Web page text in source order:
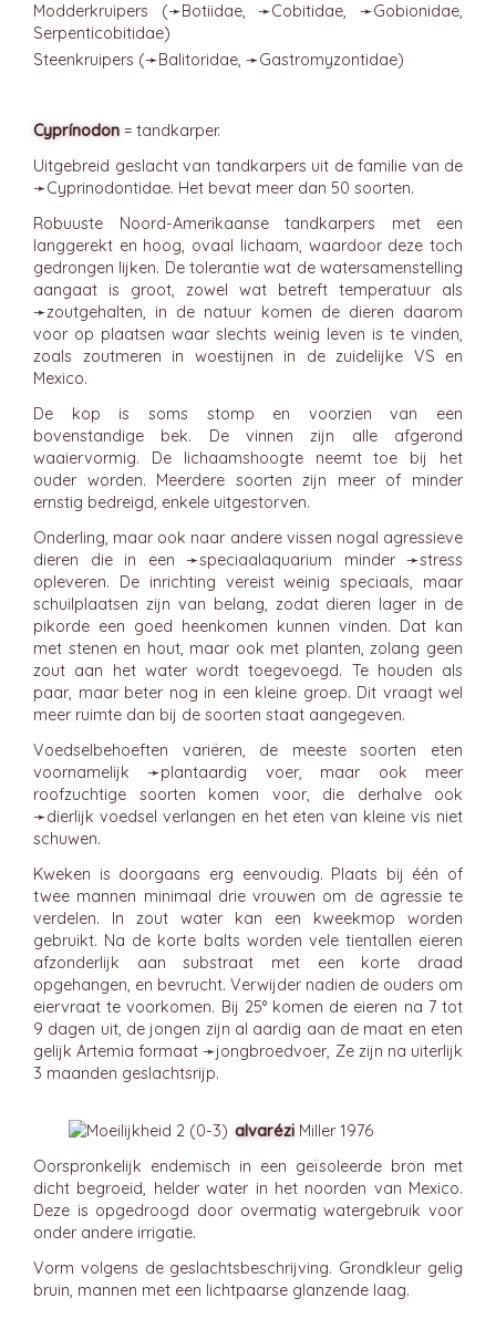
Modderkruipers (➛Botiidae, ➛Cobitidae, ➛Gobionidae,
Serpenticobitidae)
Steenkruipers (➛Balitoridae, ➛Gastromyzontidae)
Cyprínodon = tandkarper.
Uitgebreid geslacht van tandkarpers uit de familie van de
➛Cyprinodontidae. Het bevat meer dan 50 soorten.
Robuuste Noord-Amerikaanse tandkarpers met een
langgerekt en hoog, ovaal lichaam, waardoor deze toch
gedrongen lijken. De tolerantie wat de watersamenstelling
aangaat is groot, zowel wat betreft temperatuur als
➛zoutgehalten, in de natuur komen de dieren daarom
voor op plaatsen waar slechts weinig leven is te vinden,
zoals zoutmeren in woestijnen in de zuidelijke VS en
Mexico.
De kop is soms stomp en voorzien van een
bovenstandige bek. De vinnen zijn alle afgerond
waaiervormig. De lichaamshoogte neemt toe bij het
ouder worden. Meerdere soorten zijn meer of minder
ernstig bedreigd, enkele uitgestorven.
Onderling, maar ook naar andere vissen nogal agressieve
dieren die in een ➛speciaalaquarium minder ➛stress
opleveren. De inrichting vereist weinig speciaals, maar
schuilplaatsen zijn van belang, zodat dieren lager in de
pikorde een goed heenkomen kunnen vinden. Dat kan
met stenen en hout, maar ook met planten, zolang geen
zout aan het water wordt toegevoegd. Te houden als
paar, maar beter nog in een kleine groep. Dit vraagt wel
meer ruimte dan bij de soorten staat aangegeven.
Voedselbehoeften variëren, de meeste soorten eten
voornamelijk ➛plantaardig voer, maar ook meer
roofzuchtige soorten komen voor, die derhalve ook
➛dierlijk voedsel verlangen en het eten van kleine vis niet
schuwen.
Kweken is doorgaans erg eenvoudig. Plaats bij één of
twee mannen minimaal drie vrouwen om de agressie te
verdelen. In zout water kan een kweekmop worden
gebruikt. Na de korte balts worden vele tientallen eieren
afzonderlijk aan substraat met een korte draad
opgehangen, en bevrucht. Verwijder nadien de ouders om
eiervraat te voorkomen. Bij 25° komen de eieren na 7 tot
9 dagen uit, de jongen zijn al aardig aan de maat en eten
gelijk Artemia formaat ➛jongbroedvoer, Ze zijn na uiterlijk
3 maanden geslachtsrijp.
alvarézi Miller 1976
Oorspronkelijk endemisch in een geïsoleerde bron met
dicht begroeid, helder water in het noorden van Mexico.
Deze is opgedroogd door overmatig watergebruik voor
onder andere irrigatie.
Vorm volgens de geslachtsbeschrijving. Grondkleur gelig
bruin, mannen met een lichtpaarse glanzende laag.